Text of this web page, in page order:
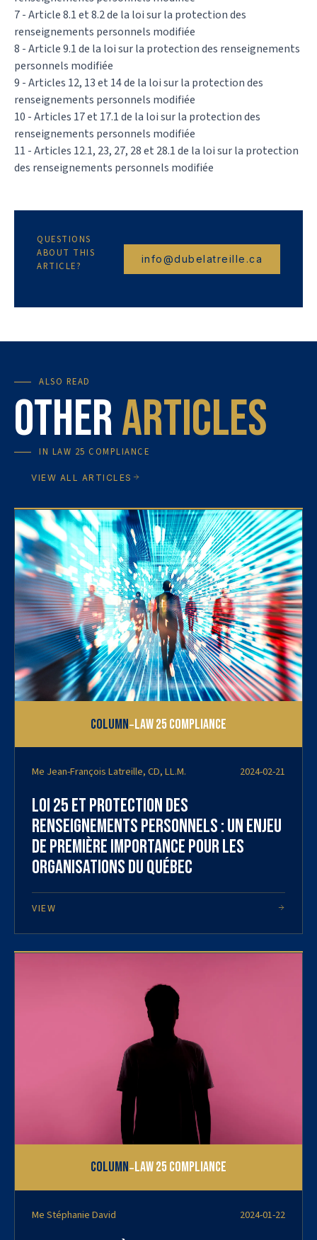
7 - Article 8.1 et 8.2 de la loi sur la protection des
renseignements personnels modifiée
8 - Article 9.1 de la loi sur la protection des renseignements
personnels modifiée
9 - Articles 12, 13 et 14 de la loi sur la protection des
renseignements personnels modifiée
10 - Articles 17 et 17.1 de la loi sur la protection des
renseignements personnels modifiée
11 - Articles 12.1, 23, 27, 28 et 28.1 de la loi sur la protection
des renseignements personnels modifiée
QUESTIONS
ABOUT THIS
ARTICLE?
info@dubelatreille.ca
ALSO READ
Otherarticles
IN LAW 25 COMPLIANCE
VIEW ALL ARTICLES
Column-Law 25 Compliance
Me Jean-François Latreille, CD, LL.M. 2024-02-21
Loi 25 et protection des
renseignements personnels : un enjeu
de première importance pour les
organisations du Québec
VIEW
Column-Law 25 Compliance
Me Stéphanie David 2024-01-22